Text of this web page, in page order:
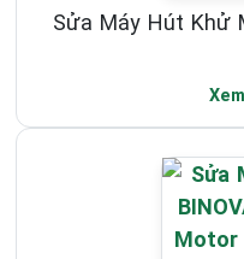
Sửa Máy Hút Khử